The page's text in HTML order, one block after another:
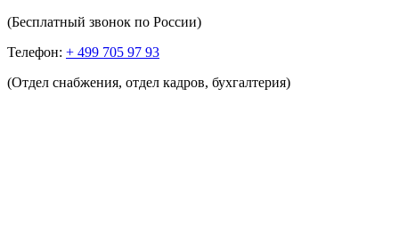
(Бесплатный звонок по России)
Телефон: + 499 705 97 93
(Отдел снабжения, отдел кадров, бухгалтерия)